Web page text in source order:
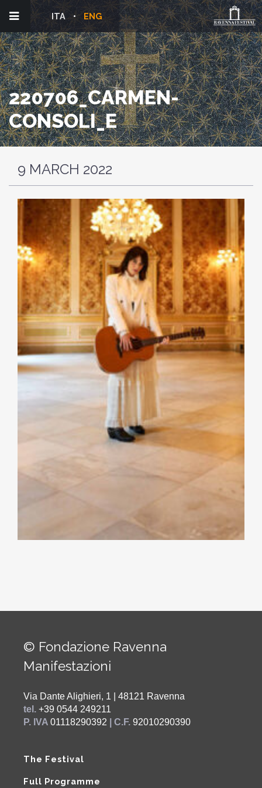
ENG
ITA
220706_CARMEN-
CONSOLI_E
9 MARCH 2022
© Fondazione Ravenna
Manifestazioni
Via Dante Alighieri, 1 | 48121 Ravenna
tel. +39 0544 249211
P. IVA 01118290392 | C.F. 92010290390
The Festival
Full Programme